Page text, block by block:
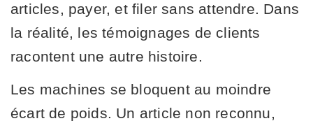
articles, payer, et filer sans attendre. Dans
la réalité, les témoignages de clients
racontent une autre histoire.
Les machines se bloquent au moindre
écart de poids. Un article non reconnu,